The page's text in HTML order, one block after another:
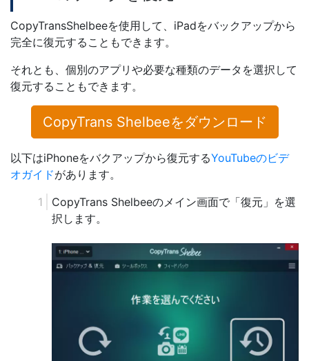
CopyTransShelbeeを使用して、iPadをバックアップから
完全に復元することもできます。
それとも、個別のアプリや必要な種類のデータを選択して
復元することもできます。
CopyTrans Shelbeeをダウンロード
以下はiPhoneをバクアップから復元するYouTubeのビデ
オガイドがあります。
CopyTrans Shelbeeのメイン画面で「復元」を選
択します。